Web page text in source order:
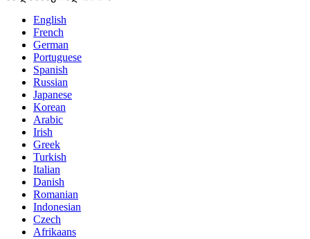
English
French
German
Portuguese
Spanish
Russian
Japanese
Korean
Arabic
Irish
Greek
Turkish
Italian
Danish
Romanian
Indonesian
Czech
Afrikaans